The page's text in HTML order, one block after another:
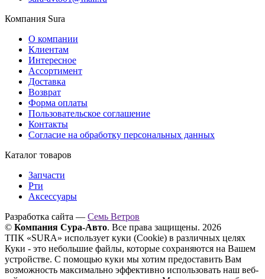
Компания Sura
О компании
Клиентам
Интересное
Ассортимент
Доставка
Возврат
Форма оплаты
Пользовательское соглашение
Контакты
Согласие на обработку персональных данных
Каталог товаров
Запчасти
Рти
Аксессуары
Разработка сайта — Семь Ветров
© Компания Сура-Авто. Все права защищены. 2026
ТПК «SURA» использует куки (Cookie) в различных целях
Куки - это небольшие файлы, которые сохраняются на Вашем
устройстве. С помощью куки мы хотим предоставить Вам
возможность максимально эффективно использовать наш веб-